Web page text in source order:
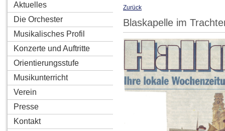
Aktuelles
Die Orchester
Musikalisches Profil
Konzerte und Auftritte
Orientierungsstufe
Musikunterricht
Verein
Presse
Kontakt
Zurück
Blaskapelle im